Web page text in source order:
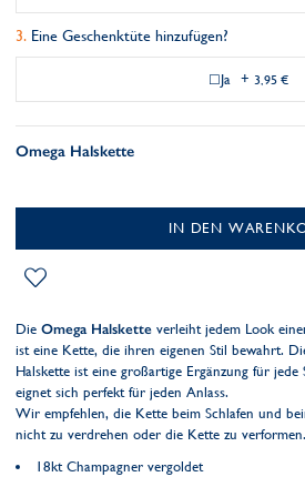
Eine Geschenktüte hinzufügen?
Ja + 3,95 €
Omega Halskette
IN DEN
Die Omega Halskette verleiht jedem Look
ist eine Kette, die ihren eigenen Stil bewahrt.
Halskette ist eine großartige Ergänzung für jede
eignet sich perfekt für jeden Anlass.
Wir empfehlen, die Kette beim Schlafen und
nicht zu verdrehen oder die Kette zu verformen.
18kt Champagner vergoldet